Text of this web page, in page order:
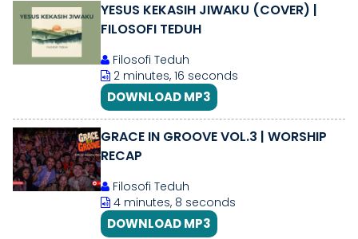
YESUS KEKASIH JIWAKU (COVER) |
FILOSOFI TEDUH
Filosofi Teduh
2 minutes, 16 seconds
DOWNLOAD MP3
GRACE IN GROOVE VOL.3 | WORSHIP
RECAP
Filosofi Teduh
4 minutes, 8 seconds
DOWNLOAD MP3